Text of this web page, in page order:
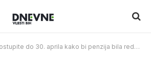
do 30. aprila kako bi penzija bila redovno isplaćena